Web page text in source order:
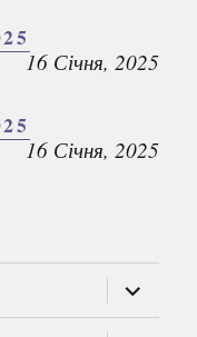
16 Січня, 2025
16 Січня, 2025
підменю